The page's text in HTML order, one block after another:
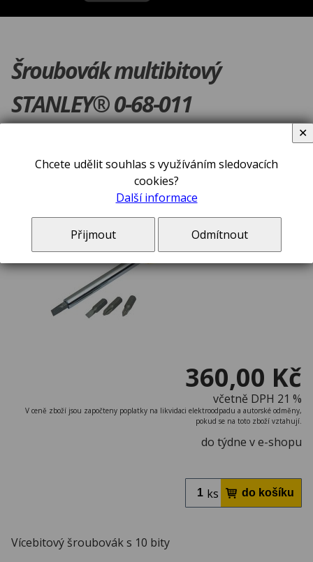
Šroubovák multibitový
STANLEY® 0-68-011
360,00 Kč
včetně DPH 21 %
V ceně zboží jsou započteny poplatky na likvidaci elektroodpadu a autorské odměny,
pokud se na toto zboží vztahují.
do týdne v e-shopu
ks
Vícebitový šroubovák s 10 bity
Chcete udělit souhlas s využíváním sledovacích
cookies?
Další informace
Přijmout Odmítnout
✕